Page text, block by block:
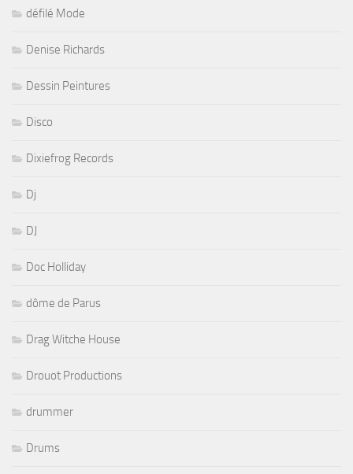
défilé Mode
Denise Richards
Dessin Peintures
Disco
Dixiefrog Records
Dj
DJ
Doc Holliday
dôme de Parus
Drag Witche House
Drouot Productions
drummer
Drums